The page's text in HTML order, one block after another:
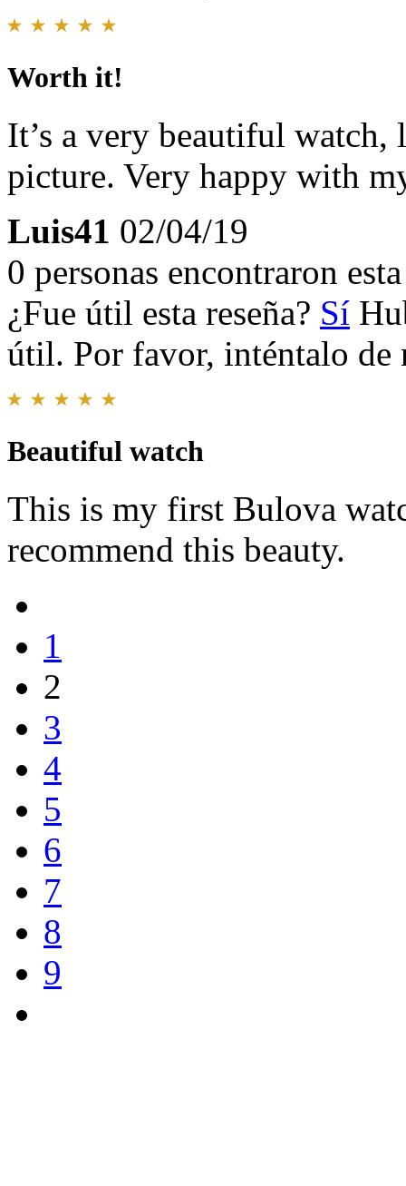
Worth it!
It’s a very beautiful watch,
picture. Very happy with
Luis41 02/04/19
0 personas encontraron
¿Fue útil esta reseña? Sí
útil. Por favor, inténtalo de
Beautiful watch
This is my first Bulova
recommend this beauty.
1
2
3
4
5
6
7
8
9